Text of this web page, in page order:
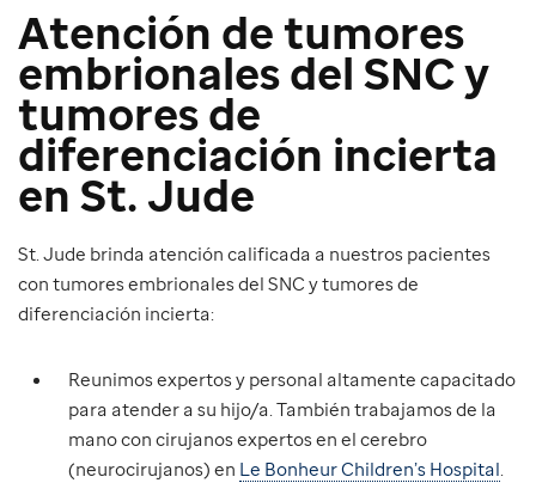
Atención de tumores
embrionales del SNC y
tumores de
diferenciación incierta
en St. Jude
St. Jude brinda atención calificada a nuestros pacientes
con tumores embrionales del SNC y tumores de
diferenciación incierta:
Reunimos expertos y personal altamente capacitado
para atender a su hijo/a. También trabajamos de la
mano con cirujanos expertos en el cerebro
(neurocirujanos) en Le Bonheur Children’s Hospital